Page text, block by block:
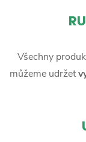
Všechny
můžeme udržet